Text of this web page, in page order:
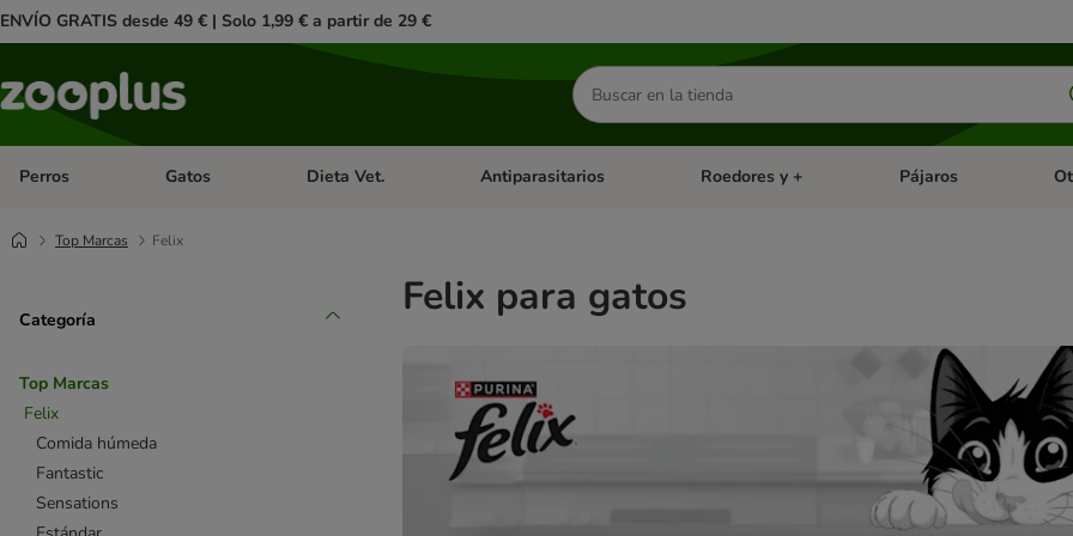
ENVÍO GRATIS desde 49 € | Solo 1,99 € a partir de 29 €
Buscar
productos
Perros Menú de categoria abierto: Perros
Gatos Menú de categoria abierto: Gatos
Dieta Vet. Menú de categoria abierto: Dieta Vet.
Antiparasitarios Menú de categoria abierto: Antiparasitarios
Roedores y + Menú de categoria
Pájaros
Top Marcas Felix
Categoría
Top Marcas
Felix
Comida húmeda
Fantastic
Sensations
Felix para gatos